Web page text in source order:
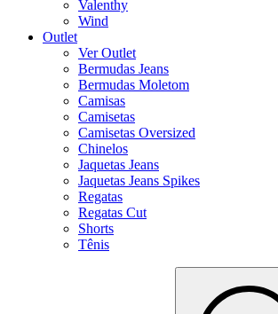
Valenthy
Wind
Outlet
Ver Outlet
Bermudas Jeans
Bermudas Moletom
Camisas
Camisetas
Camisetas Oversized
Chinelos
Jaquetas Jeans
Jaquetas Jeans Spikes
Regatas
Regatas Cut
Shorts
Tênis